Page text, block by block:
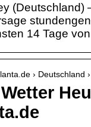
(Deutschland)
14 Tage
› Deutschland